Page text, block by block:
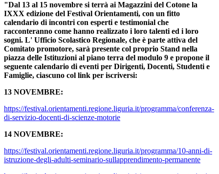
"Dal 13 al 15 novembre si terrà ai Magazzini del Cotone la
IXXX edizione del Festival Orientamenti, con un fitto
calendario di incontri con esperti e testimonial che
racconteranno come hanno realizzato i loro talenti ed i loro
sogni. L' Ufficio Scolastico Regionale, che è parte attiva del
Comitato promotore, sarà presente col proprio Stand nella
piazza delle Istituzioni al piano terra del modulo 9 e propone il
seguente calendario di eventi per Dirigenti, Docenti, Studenti e
Famiglie, ciascuno col link per iscriversi:
13 NOVEMBRE:
https://festival.orientamenti.regione.liguria.it/programma/conferenza-
di-servizio-docenti-di-scienze-motorie
14 NOVEMBRE:
https://festival.orientamenti.regione.liguria.it/programma/10-anni-di-
istruzione-degli-adulti-seminario-sullapprendimento-permanente